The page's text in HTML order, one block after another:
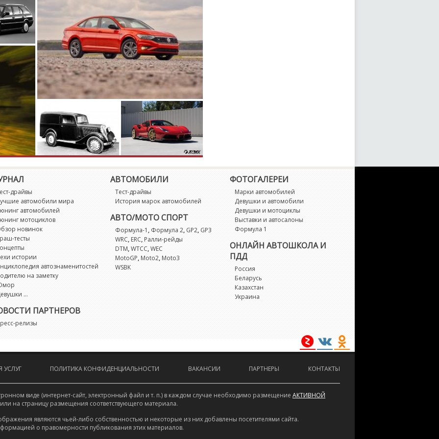
Fusion
Fusion (North America)
Galaxie
Galaxy
Granada
Kuga
Laser
LTD Crown Victoria
драйвы
автомобили мира
автомобилей
мотоциклов
новинок
тесты
истории
автознаменитостей
на заметку
...
ПАРТНЕРОВ
релизы
АВТОМОБИЛИ
Тест-драйвы
История марок автомобилей
АВТО/МОТО СПОРТ
Формула-1 , Формула 2, GP2, GP3
WRC,ERC,Ралли-рейды
DTM,WTCC,WEC
MotoGP,Moto2,Moto3
WSBK
ФОТОГАЛЕРЕИ
Марки автомобилей
Девушки и автомобили
Девушки и мотоциклы
Выставки и автосалоны
Формула 1
ОНЛАЙН АВТОШКОЛА И
ПДД
Россия
Беларусь
Казахстан
Украина
УСЛУГ ПОЛИТИКА КОНФИДЕНЦИАЛЬНОСТИ ВАКАНСИИ ПАРТНЕРЫ КОНТАКТЫ
виде (интернет-сайт, электронный файл и т. п.) в каждом случае необходимо размещение АКТИВНОЙ
на страницу размещения соответствующего материала.
являются чьей-либо собственностью и некоторые из них добавлены посетителями сайта.
о правомерности публикования этих материалов.